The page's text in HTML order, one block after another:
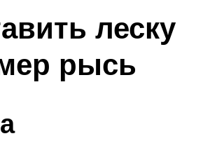
леску
рысь